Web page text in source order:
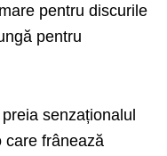
pentru discurile
pentru
senzaționalul
care frânează